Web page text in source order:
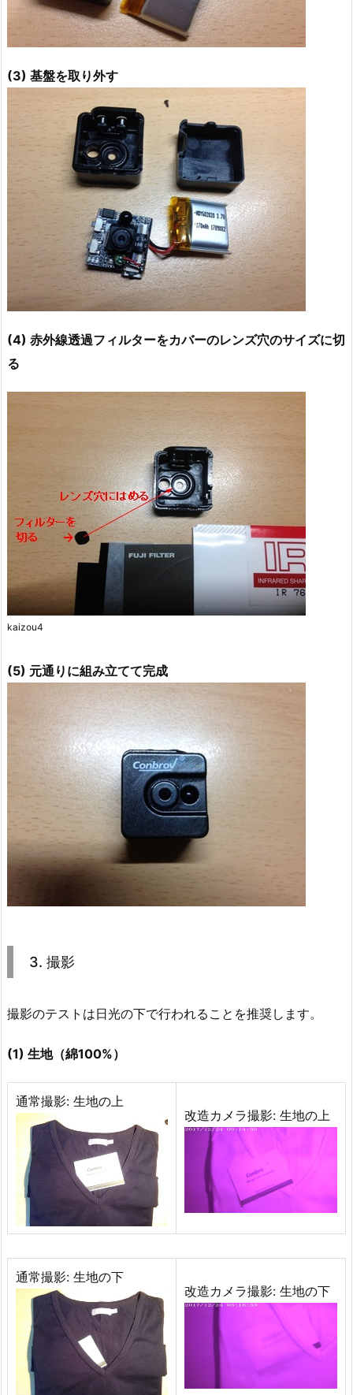
(3) 基盤を取り外す
(4) 赤外線透過フィルターをカバーのレンズ穴のサイズに切
る
kaizou4
(5) 元通りに組み立てて完成
3. 撮影
撮影のテストは日光の下で行われることを推奨します。
(1) 生地（綿100%）
通常撮影: 生地の上
改造カメラ撮影: 生地の上
通常撮影: 生地の下
改造カメラ撮影: 生地の下